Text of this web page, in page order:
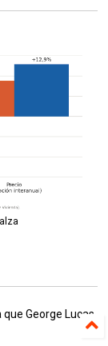
George Lucas